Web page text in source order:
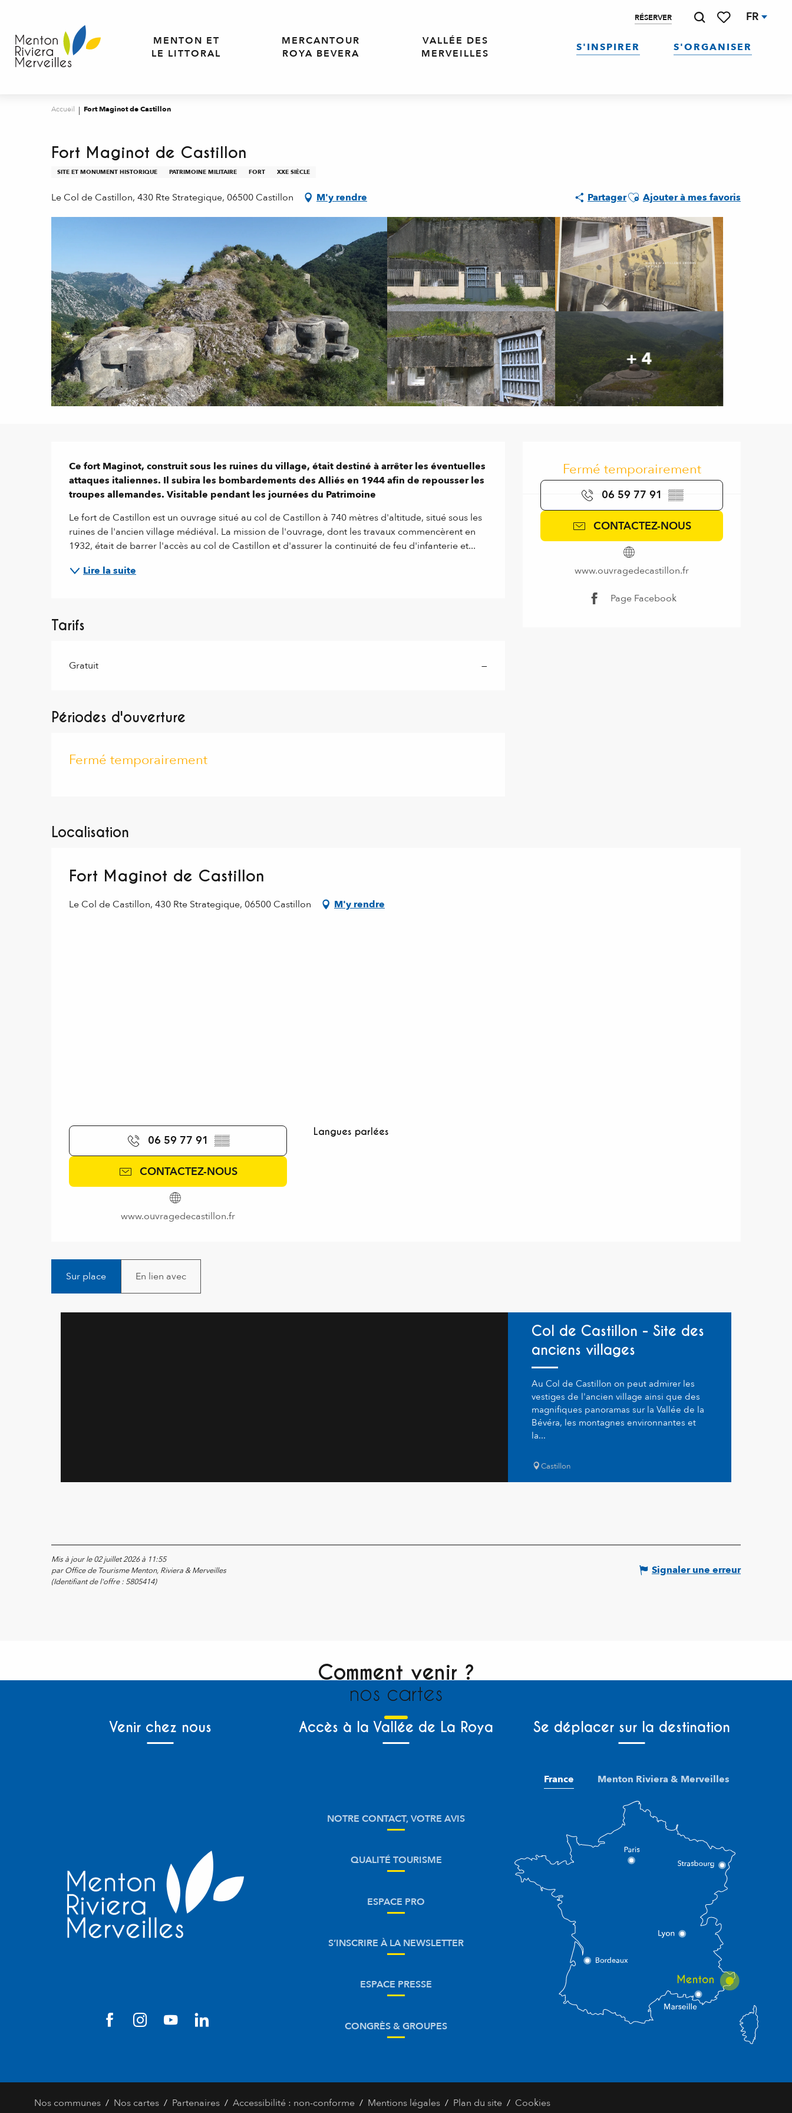
contenu
principal
RÉSERVER FR
MENTON ET
LE LITTORAL
MERCANTOUR
ROYA BEVERA
VALLÉE DES
MERVEILLES
S'INSPIRER S'ORGANISER
Accueil Fort Maginot de Castillon
Fort Maginot de Castillon
SITE ET MONUMENT HISTORIQUE PATRIMOINE MILITAIRE FORT XXE SIÈCLE
Le Col de Castillon, 430 Rte Strategique, 06500 Castillon M'y rendre PartagerAjouter aux favoris
Ajouter à mes favoris
+ 4
Fermé temporairement
06 59 77 91 ▒▒
CONTACTEZ-NOUS
www.ouvragedecastillon.fr
Page Facebook
Description
Ce fort Maginot, construit sous les ruines du village, était destiné à arrêter les éventuelles
attaques italiennes. Il subira les bombardements des Alliés en 1944 afin de repousser les
troupes allemandes. Visitable pendant les journées du Patrimoine
Le fort de Castillon est un ouvrage situé au col de Castillon à 740 mètres d'altitude, situé sous les
ruines de l'ancien village médiéval. La mission de l'ouvrage, dont les travaux commencèrent en
1932, était de barrer l'accès au col de Castillon et d'assurer la continuité de feu d'infanterie et...
Lire la suite
Tarifs
Gratuit —
Périodes d'ouverture
Fermé temporairement
Localisation
Fort Maginot de Castillon
Le Col de Castillon, 430 Rte Strategique, 06500 Castillon M'y rendre
06 59 77 91 ▒▒
CONTACTEZ-NOUS
www.ouvragedecastillon.fr
Langues parlées
Langues parlées
Sur place En lien avec
Col de Castillon - Site des
anciens villages
Au Col de Castillon on peut admirer les
vestiges de l'ancien village ainsi que des
magnifiques panoramas sur la Vallée de la
Bévéra, les montagnes environnantes et
la...
Castillon
Mis à jour le 02 juillet 2026 à 11:55
par Office de Tourisme Menton, Riviera & Merveilles
(Identifiant de l'offre : 5805414)
Signaler une erreur
Comment venir ?
nos cartes
Venir chez nous Accès à la Vallée de La Roya Se déplacer sur la destination
NOTRE CONTACT, VOTRE AVIS
QUALITÉ TOURISME
ESPACE PRO
S’INSCRIRE À LA NEWSLETTER
ESPACE PRESSE
CONGRÈS & GROUPES
France Menton Riviera & Merveilles
Nos communes / Nos cartes / Partenaires / Accessibilité : non-conforme / Mentions légales / Plan du site / Cookies